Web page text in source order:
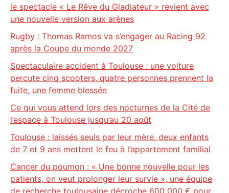
le spectacle « Le Rêve du Gladiateur » revient avec
une nouvelle version aux arènes
Rugby : Thomas Ramos va s’engager au Racing 92
après la Coupe du monde 2027
Spectaculaire accident à Toulouse : une voiture
percute cinq scooters, quatre personnes prennent la
fuite, une femme blessée
Ce qui vous attend lors des nocturnes de la Cité de
l’espace à Toulouse jusqu’au 20 août
Toulouse : laissés seuls par leur mère, deux enfants
de 7 et 9 ans mettent le feu à l’appartement familial
Cancer du poumon : « Une bonne nouvelle pour les
patients, on veut prolonger leur survie », une équipe
de recherche toulousaine décroche 600 000 € pour